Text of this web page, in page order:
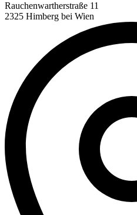
Rauchenwartherstraße 11
2325 Himberg bei Wien